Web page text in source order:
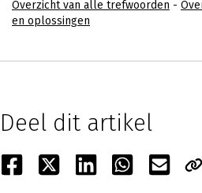
Overzicht van alle trefwoorden -
en oplossingen
Deel dit artikel